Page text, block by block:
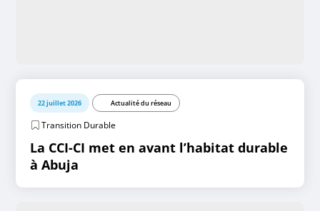
22 juillet 2026 Actualité du réseau
Transition Durable
La CCI-CI met en avant l’habitat durable
à Abuja